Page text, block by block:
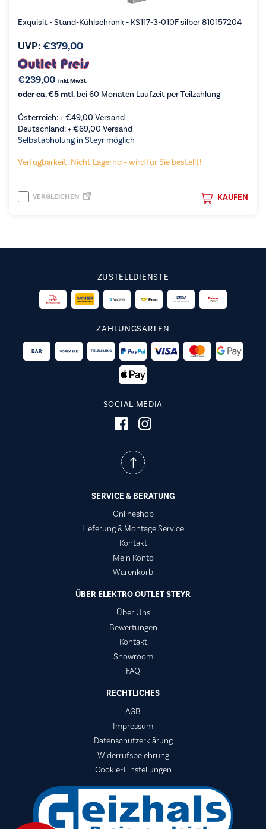
Exquisit - Stand-Kühlschrank - KS117-3-010F silber 810157204
UVP:€379,00
€239,00 inkl. MwSt.
oder ca. €5 mtl. bei 60 Monaten Laufzeit per Teilzahlung
Österreich: +€49,00 Versand
Deutschland: +€69,00 Versand
Selbstabholung in Steyr möglich
Verfügbarkeit: Nicht Lagernd – wird für Sie bestellt!
KAUFEN
VERGLEICHEN
ZUSTELLDIENSTE
ZAHLUNGSARTEN
SOCIAL MEDIA
SERVICE & BERATUNG
Onlineshop
Lieferung & Montage Service
Kontakt
Mein Konto
Warenkorb
ÜBER ELEKTRO OUTLET STEYR
Über Uns
Bewertungen
Kontakt
Showroom
FAQ
RECHTLICHES
AGB
Impressum
Datenschutzerklärung
Widerrufsbelehrung
Cookie-Einstellungen